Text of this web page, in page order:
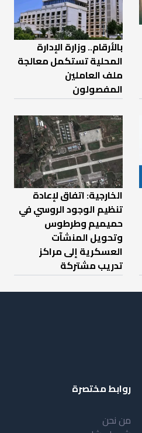
بالأرقام.. وزارة الإدارة
المحلية تستكمل معالجة
ملف العاملين
المفصولون
الخارجية: اتفاق لإعادة
تنظيم الوجود الروسي في
حميميم وطرطوس
وتحويل المنشآت
العسكرية إلى مراكز
تدريب مشتركة
روابط مختصرة
من نحن